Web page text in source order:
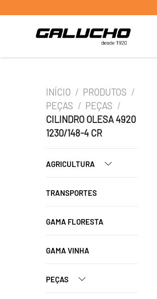
INÍCIO / PRODUTOS /
PEÇAS / PEÇAS /
CILINDRO OLESA 4920
1230/148-4 CR
AGRICULTURA
TRANSPORTES
GAMA FLORESTA
GAMA VINHA
PEÇAS